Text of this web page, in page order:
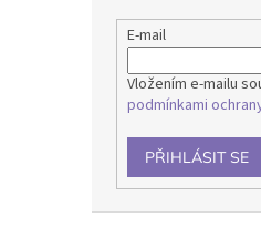
E-mail
Vložením e-mailu
podmínkami
PŘIHLÁSIT SE